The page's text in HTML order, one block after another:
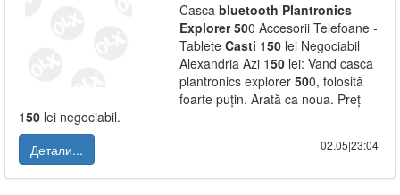
Casca bluetooth Plantronics
Explorer 500 Accesorii Telefoane -
Tablete Casti 150 lei Negociabil
Alexandria Azi 150 lei: Vand casca
plantronics explorer 500, folosită
foarte puțin. Arată ca noua. Preț
150 lei negociabil.
Детали...
02.05|23:04